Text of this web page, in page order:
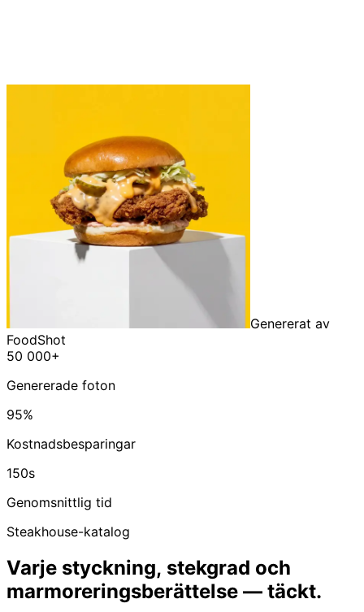
Genererat av
FoodShot
50 000+
Genererade foton
95%
Kostnadsbesparingar
150s
Genomsnittlig tid
Steakhouse-katalog
Varje styckning, stekgrad och
marmoreringsberättelse — täckt.